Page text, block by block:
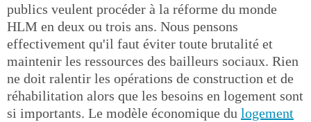
publics veulent procéder à la réforme du monde
HLM en deux ou trois ans. Nous pensons
effectivement qu'il faut éviter toute brutalité et
maintenir les ressources des bailleurs sociaux. Rien
ne doit ralentir les opérations de construction et de
réhabilitation alors que les besoins en logement sont
si importants. Le modèle économique du logement